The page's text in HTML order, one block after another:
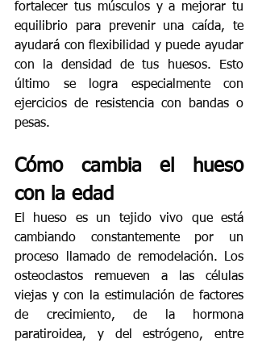
fortalecer tus músculos y a mejorar tu
equilibrio para prevenir una caída, te
ayudará con flexibilidad y puede ayudar
con la densidad de tus huesos. Esto
último se logra especialmente con
ejercicios de resistencia con bandas o
pesas.
Cómo cambia el hueso
con la edad
El hueso es un tejido vivo que está
cambiando constantemente por un
proceso llamado de remodelación. Los
osteoclastos remueven a las células
viejas y con la estimulación de factores
de crecimiento, de la hormona
paratiroidea, y del estrógeno, entre